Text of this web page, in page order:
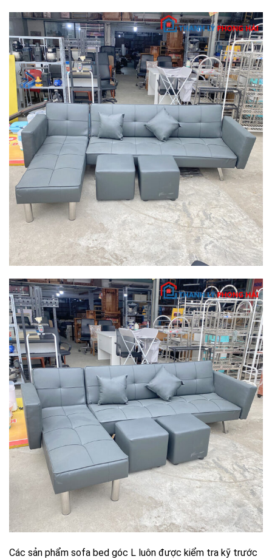
Các sản phẩm sofa bed góc L luôn được kiểm tra kỹ trước